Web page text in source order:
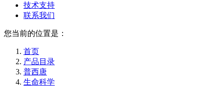
技术支持
联系我们
您当前的位置是：
首页
产品目录
普西唐
生命科学